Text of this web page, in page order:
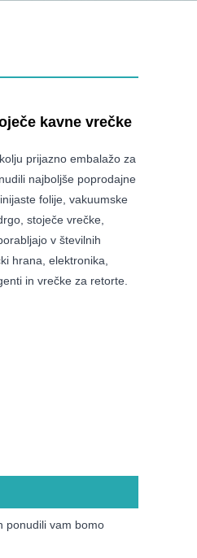
kavne vrečke
prijazno embalažo za
najboljše poprodajne
folije, vakuumske
stoječe vrečke,
v številnih
hrana, elektronika,
in vrečke za retorte.
ponudili vam bomo